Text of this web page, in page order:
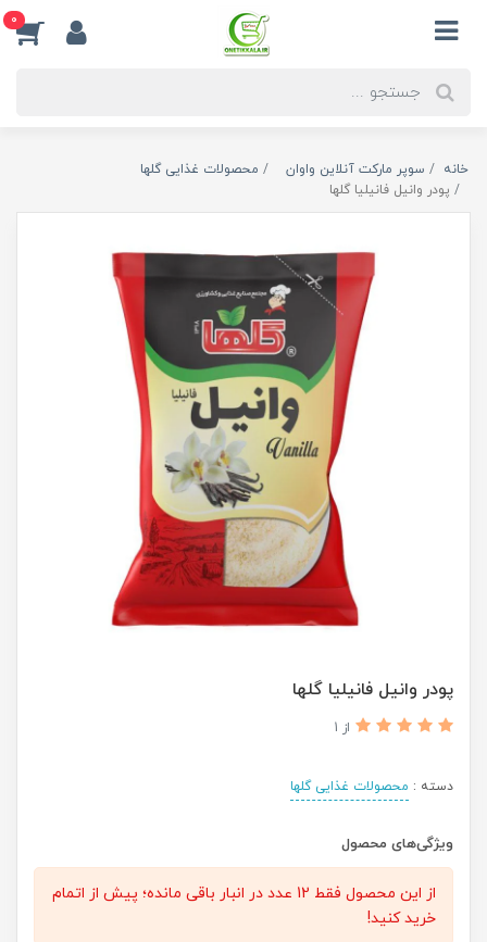
0
خانه سوپر مارکت آنلاین واوان
محصولات غذایی گلها
پودر وانیل فانیلیا گلها
پودر وانیل فانیلیا گلها
از 1
دسته : محصولات غذایی گلها
ویژگی‌های محصول
از این محصول فقط 12 عدد در انبار باقی مانده؛ پیش از اتمام
خرید کنید!